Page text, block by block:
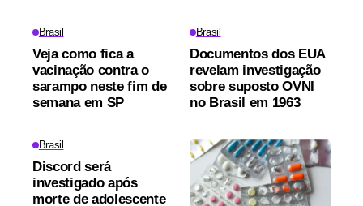
Brasil
Veja como fica a
vacinação contra o
sarampo neste fim de
semana em SP
Brasil
Documentos dos EUA
revelam investigação
sobre suposto OVNI
no Brasil em 1963
Brasil
Discord será
investigado após
morte de adolescente